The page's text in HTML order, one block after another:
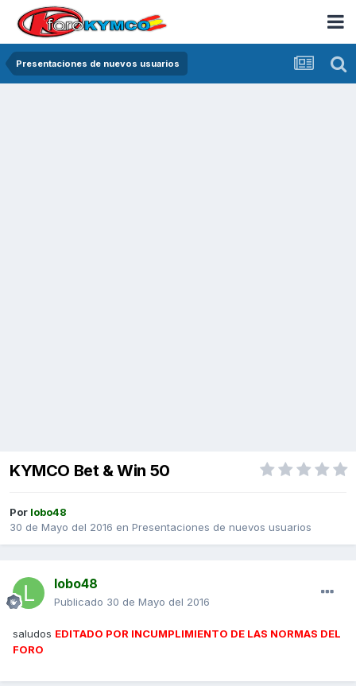
Presentaciones de nuevos usuarios
KYMCO Bet & Win 50
Por lobo48
30 de Mayo del 2016 en Presentaciones de nuevos usuarios
lobo48
Publicado 30 de Mayo del 2016
saludos EDITADO POR INCUMPLIMIENTO DE LAS NORMAS DEL
FORO